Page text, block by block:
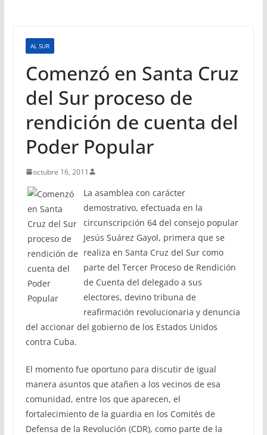
AL SUR
Comenzó en Santa Cruz
del Sur proceso de
rendición de cuenta del
Poder Popular
octubre 16, 2011
La asamblea con carácter
demostrativo, efectuada en la
circunscripción 64 del consejo popular
Jesús Suárez Gayol, primera que se
realiza en Santa Cruz del Sur como
parte del Tercer Proceso de Rendición
de Cuenta del delegado a sus
electores, devino tribuna de
reafirmación revolucionaria y denuncia
del accionar del gobierno de los Estados Unidos
contra Cuba.
El momento fue oportuno para discutir de igual
manera asuntos que atañen a los vecinos de esa
comunidad, entre los que aparecen, el
fortalecimiento de la guardia en los Comités de
Defensa de la Revolución (CDR), como parte de la